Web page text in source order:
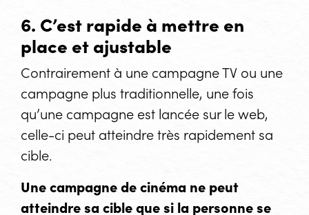
6. C’est rapide à mettre en
place et ajustable
Contrairement à une campagne TV ou une
campagne plus traditionnelle, une fois
qu’une campagne est lancée sur le web,
celle-ci peut atteindre très rapidement sa
cible.
Une campagne de cinéma ne peut
atteindre sa cible que si la personne se